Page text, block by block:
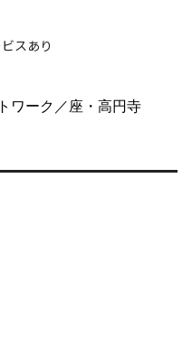
スあり
ワーク／座・高円寺